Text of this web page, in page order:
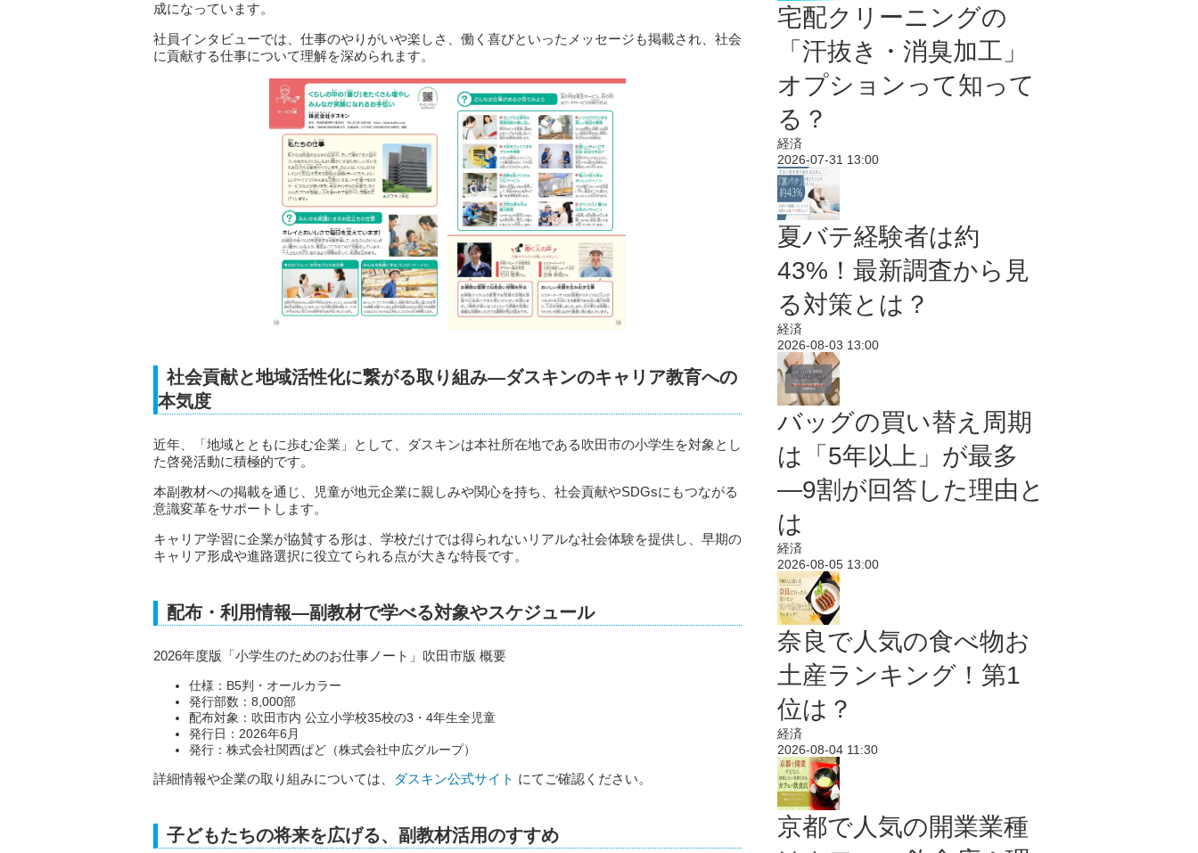
成になっています。
社員インタビューでは、仕事のやりがいや楽しさ、働く喜びといったメッセージも掲載され、社会
に貢献する仕事について理解を深められます。
社会貢献と地域活性化に繋がる取り組み—ダスキンのキャリア教育への
本気度
近年、「地域とともに歩む企業」として、ダスキンは本社所在地である吹田市の小学生を対象とし
た啓発活動に積極的です。
本副教材への掲載を通じ、児童が地元企業に親しみや関心を持ち、社会貢献やSDGsにもつながる
意識変革をサポートします。
キャリア学習に企業が協賛する形は、学校だけでは得られないリアルな社会体験を提供し、早期の
キャリア形成や進路選択に役立てられる点が大きな特長です。
配布・利用情報—副教材で学べる対象やスケジュール
2026年度版「小学生のためのお仕事ノート」吹田市版 概要
仕様：B5判・オールカラー
発行部数：8,000部
配布対象：吹田市内 公立小学校35校の3・4年生全児童
発行日：2026年6月
発行：株式会社関西ぱど（株式会社中広グループ）
詳細情報や企業の取り組みについては、 ダスキン公式サイト にてご確認ください。
子どもたちの将来を広げる、副教材活用のすすめ
宅配クリーニングの
「汗抜き・消臭加工」
オプションって知って
る？
経済
2026-07-31 13:00
夏バテ経験者は約
43%！最新調査から見
る対策とは？
経済
2026-08-03 13:00
バッグの買い替え周期
は「5年以上」が最多
―9割が回答した理由と
は
経済
2026-08-05 13:00
奈良で人気の食べ物お
土産ランキング！第1
位は？
経済
2026-08-04 11:30
京都で人気の開業業種